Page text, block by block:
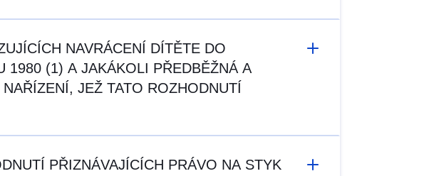
NAVRÁCENÍ DÍTĚTE DO
1980 (1) A JAKÁKOLI PŘEDBĚŽNÁ A
JEŽ TATO ROZHODNUTÍ
PŘIZNÁVAJÍCÍCH PRÁVO NA STYK